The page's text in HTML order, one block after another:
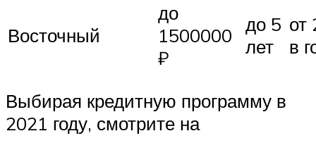
Восточный
до
1500000
₽
до 5
лет
от
в
Выбирая кредитную программу в
2021 году, смотрите на